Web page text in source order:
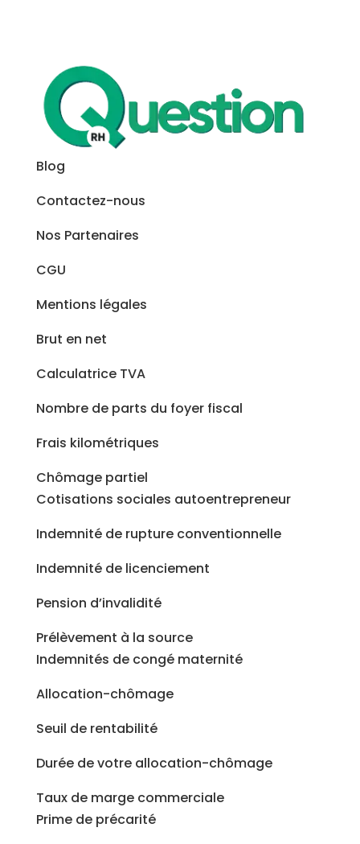
Blog
Contactez-nous
Nos Partenaires
CGU
Mentions légales
Brut en net
Calculatrice TVA
Nombre de parts du foyer fiscal
Frais kilométriques
Chômage partiel
Cotisations sociales autoentrepreneur
Indemnité de rupture conventionnelle
Indemnité de licenciement
Pension d’invalidité
Prélèvement à la source
Indemnités de congé maternité
Allocation-chômage
Seuil de rentabilité
Durée de votre allocation-chômage
Taux de marge commerciale
Prime de précarité